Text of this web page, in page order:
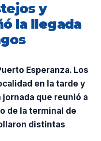
y
la llegada
Esperanza. Los
en la tarde y
que reunió a
de la terminal de
distintas